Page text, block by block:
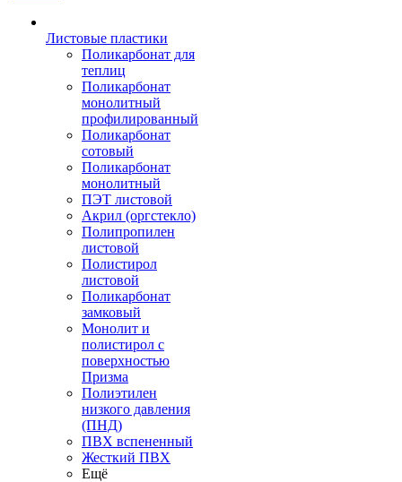
Листовые пластики
Поликарбонат для
теплиц
Поликарбонат
монолитный
профилированный
Поликарбонат
сотовый
Поликарбонат
монолитный
ПЭТ листовой
Акрил (оргстекло)
Полипропилен
листовой
Полистирол
листовой
Поликарбонат
замковый
Монолит и
полистирол с
поверхностью
Призма
Полиэтилен
низкого давления
(ПНД)
ПВХ вспененный
Жесткий ПВХ
Ещё